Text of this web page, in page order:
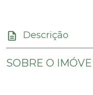
Descrição
SOBRE O